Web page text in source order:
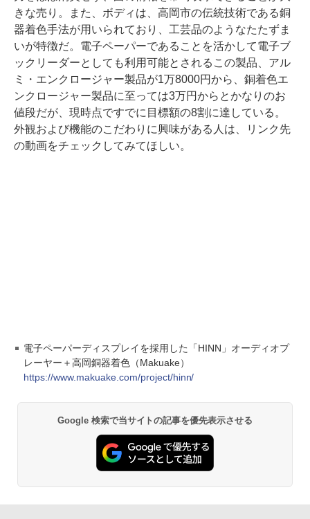
きな売り。また、ボディは、高岡市の伝統技術である銅
器着色手法が用いられており、工芸品のようなたたずま
いが特徴だ。電子ペーパーであることを活かして電子ブ
ックリーダーとしても利用可能とされるこの製品、アル
ミ・エンクロージャー製品が1万8000円から、銅着色エ
ンクロージャー製品に至っては3万円からとかなりのお
値段だが、現時点ですでに目標額の8割に達している。
外観および機能のこだわりに興味がある人は、リンク先
の動画をチェックしてみてほしい。
電子ペーパーディスプレイを採用した「HINN」オーディオプ
レーヤー＋高岡銅器着色（Makuake）
https://www.makuake.com/project/hinn/
Google 検索で当サイトの記事を優先表示させる